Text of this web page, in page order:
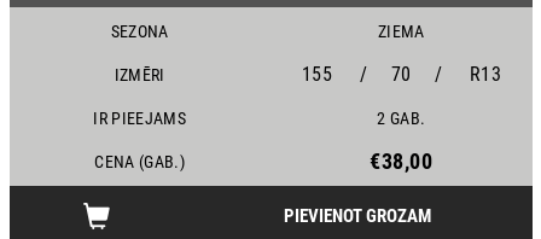
SEZONA ZIEMA
IZMĒRI 155 / 70 / R13
IR PIEEJAMS 2 GAB.
CENA (GAB.) €38,00
PIEVIENOT GROZAM